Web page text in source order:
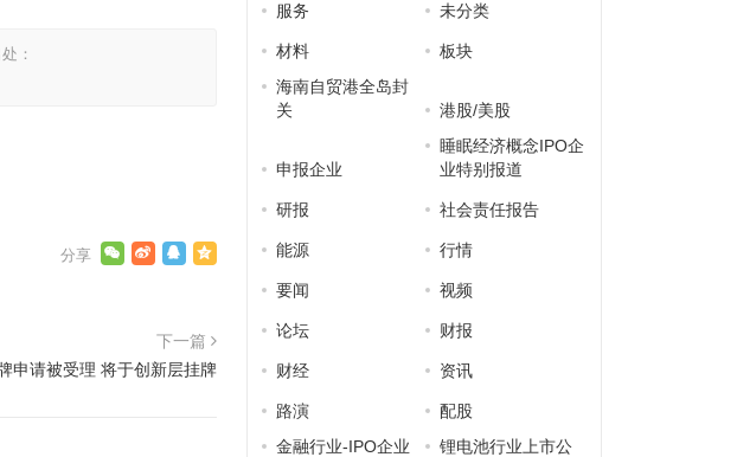
：
下一篇
申请被受理 将于创新层挂牌
服务 未分类
材料
板块
海南自贸港全岛封
关
港股/美股
申报企业
睡眠经济概念IPO企
业特别报道
研报 社会责任报告
能源 行情
要闻 视频
论坛 财报
财经 资讯
路演
配股
金融行业-IPO企业
锂电池行业上市公